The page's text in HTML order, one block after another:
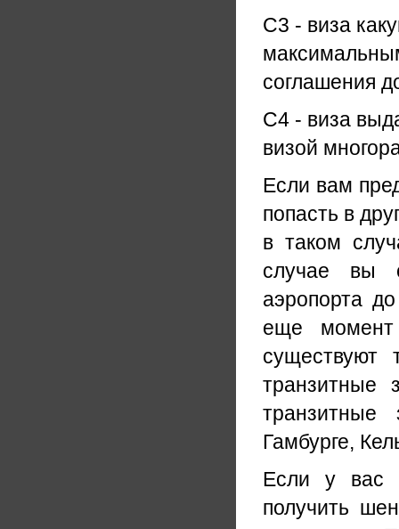
С3 - виза
соглашения
С4 - виза
визой
Если вам
попасть в
в таком
случае вы
аэропорта
еще
существуют
Гамбурге,
Если у вас
получить